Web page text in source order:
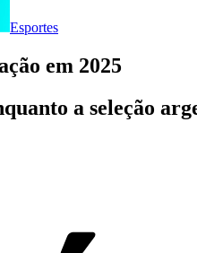
Esportes
em 2025
a seleção